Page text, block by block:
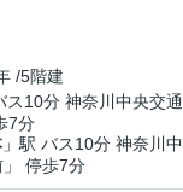
/5階建
ス10分 神奈川中央交通
7分
」駅 バス10分 神奈川中
停歩7分